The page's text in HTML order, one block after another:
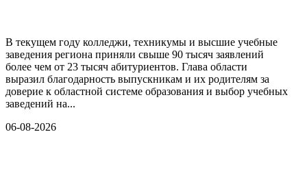
В текущем году колледжи, техникумы и высшие учебные
заведения региона приняли свыше 90 тысяч заявлений
более чем от 23 тысяч абитуриентов. Глава области
выразил благодарность выпускникам и их родителям за
доверие к областной системе образования и выбор учебных
заведений на...
06-08-2026